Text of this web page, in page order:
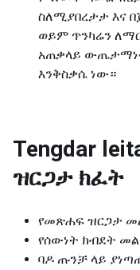
ስለሚያበረታታ እና
ወይም ጥንካሬን
አጠቃላይ
እንቅስቃሴ ነው።
Tengdar
ዝርጋታ ክፈት
የመጽሐፍ ዝርጋታ
የሰውነት ክብደት
ባዶ ጡንቻ ላይ